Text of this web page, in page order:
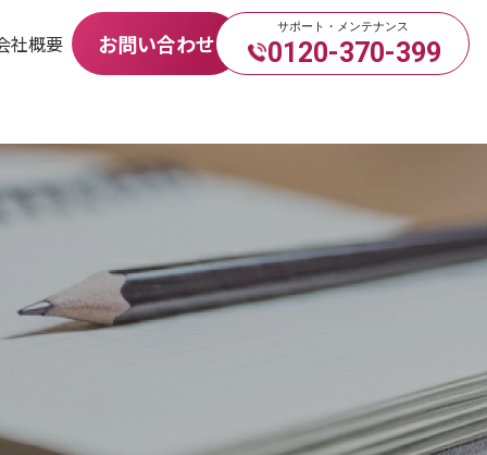
社概要 お問い合わせ
サポート・メンテナンス
0120-370-399